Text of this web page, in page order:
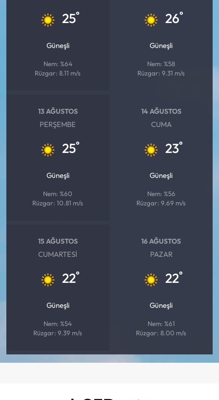
25°
Güneşli
Nem: %64
Rüzgar: 8.11 m/s
26°
Güneşli
Nem: %58
Rüzgar: 9.31 m/s
13 AĞUSTOS
PERŞEMBE
25°
Güneşli
Nem: %60
Rüzgar: 10.81 m/s
14 AĞUSTOS
CUMA
23°
Güneşli
Nem: %56
Rüzgar: 9.69 m/s
15 AĞUSTOS
CUMARTESI
22°
Güneşli
Nem: %54
Rüzgar: 9.39 m/s
16 AĞUSTOS
PAZAR
22°
Güneşli
Nem: %61
Rüzgar: 8.00 m/s